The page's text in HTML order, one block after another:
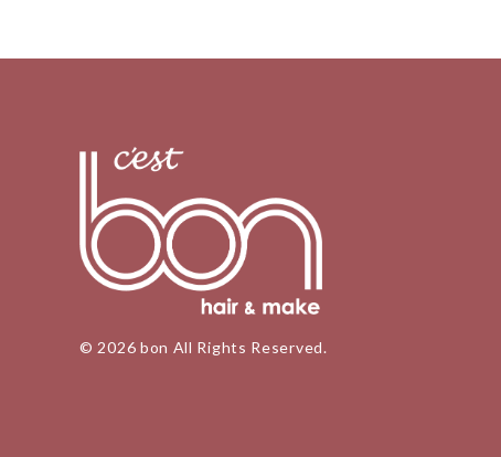
© 2026 bon All Rights Reserved.